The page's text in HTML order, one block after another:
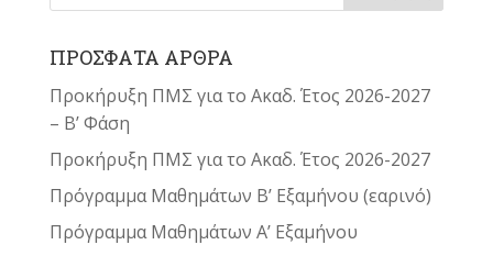
ΠΡΟΣΦΑΤΑ ΑΡΘΡΑ
Προκήρυξη ΠΜΣ για το Ακαδ. Έτος 2026-2027
– Β’ Φάση
Προκήρυξη ΠΜΣ για το Ακαδ. Έτος 2026-2027
Πρόγραμμα Μαθημάτων Β’ Εξαμήνου (εαρινό)
Πρόγραμμα Μαθημάτων Α’ Εξαμήνου